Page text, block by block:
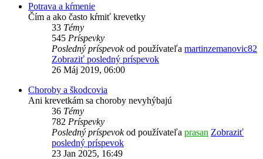
Potrava a kŕmenie
Čím a ako často kŕmiť krevetky
33 Témy
545 Príspevky
Posledný príspevokod používateľa martinzemanovic82
Zobraziť posledný príspevok
26 Máj 2019, 06:00
Choroby a škodcovia
Ani krevetkám sa choroby nevyhýbajú
36 Témy
782 Príspevky
Posledný príspevokod používateľa prasan Zobraziť
posledný príspevok
23 Jan 2025, 16:49